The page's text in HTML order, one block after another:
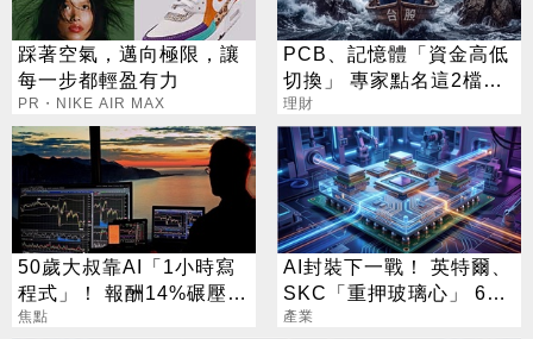
踩著空氣，邁向極限，讓
每一步都輕盈有力
PR・NIKE AIR MAX
PCB、記憶體「資金高低
切換」 專家點名這2檔：
必備
理財
50歲大叔靠AI「1小時寫
程式」！ 報酬14%碾壓標
普 直接辭職去炒股
焦點
AI封裝下一戰！ 英特爾、
SKC「重押玻璃心」 6台
廠加速拚上位
產業